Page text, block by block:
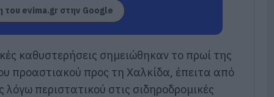
του evima.gr στην Google
καθυστερήσεις σημειώθηκαν το πρωί της
προαστιακού προς τη Χαλκίδα, έπειτα από
περιστατικού στις σιδηροδρομικές